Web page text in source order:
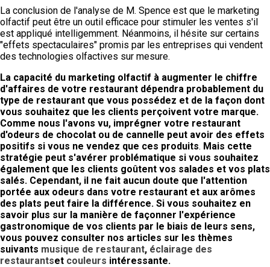
La conclusion de l'analyse de M. Spence est que le marketing
olfactif peut être un outil efficace pour stimuler les ventes s'il
est appliqué intelligemment. Néanmoins, il hésite sur certains
"effets spectaculaires" promis par les entreprises qui vendent
des technologies olfactives sur mesure.
La capacité du marketing olfactif à augmenter le chiffre
d'affaires de votre restaurant dépendra probablement du
type de restaurant que vous possédez et de la façon dont
vous souhaitez que les clients perçoivent votre marque.
Comme nous l'avons vu, imprégner votre restaurant
d'odeurs de chocolat ou de cannelle peut avoir des effets
positifs si vous ne vendez que ces produits. Mais cette
stratégie peut s'avérer problématique si vous souhaitez
également que les clients goûtent vos salades et vos plats
salés. Cependant, il ne fait aucun doute que l'attention
portée aux odeurs dans votre restaurant et aux arômes
des plats peut faire la différence. Si vous souhaitez en
savoir plus sur la manière de façonner l'expérience
gastronomique de vos clients par le biais de leurs sens,
vous pouvez consulter nos articles sur les thèmes
suivants musique de restaurant, éclairage des
restaurantset couleurs intéressante.